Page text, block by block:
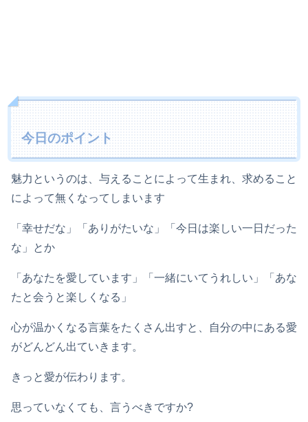
今日のポイント
魅力というのは、与えることによって生まれ、求めること
によって無くなってしまいます
「幸せだな」「ありがたいな」「今日は楽しい一日だった
な」とか
「あなたを愛しています」「一緒にいてうれしい」「あな
たと会うと楽しくなる」
心が温かくなる言葉をたくさん出すと、自分の中にある愛
がどんどん出ていきます。
きっと愛が伝わります。
思っていなくても、言うべきですか?